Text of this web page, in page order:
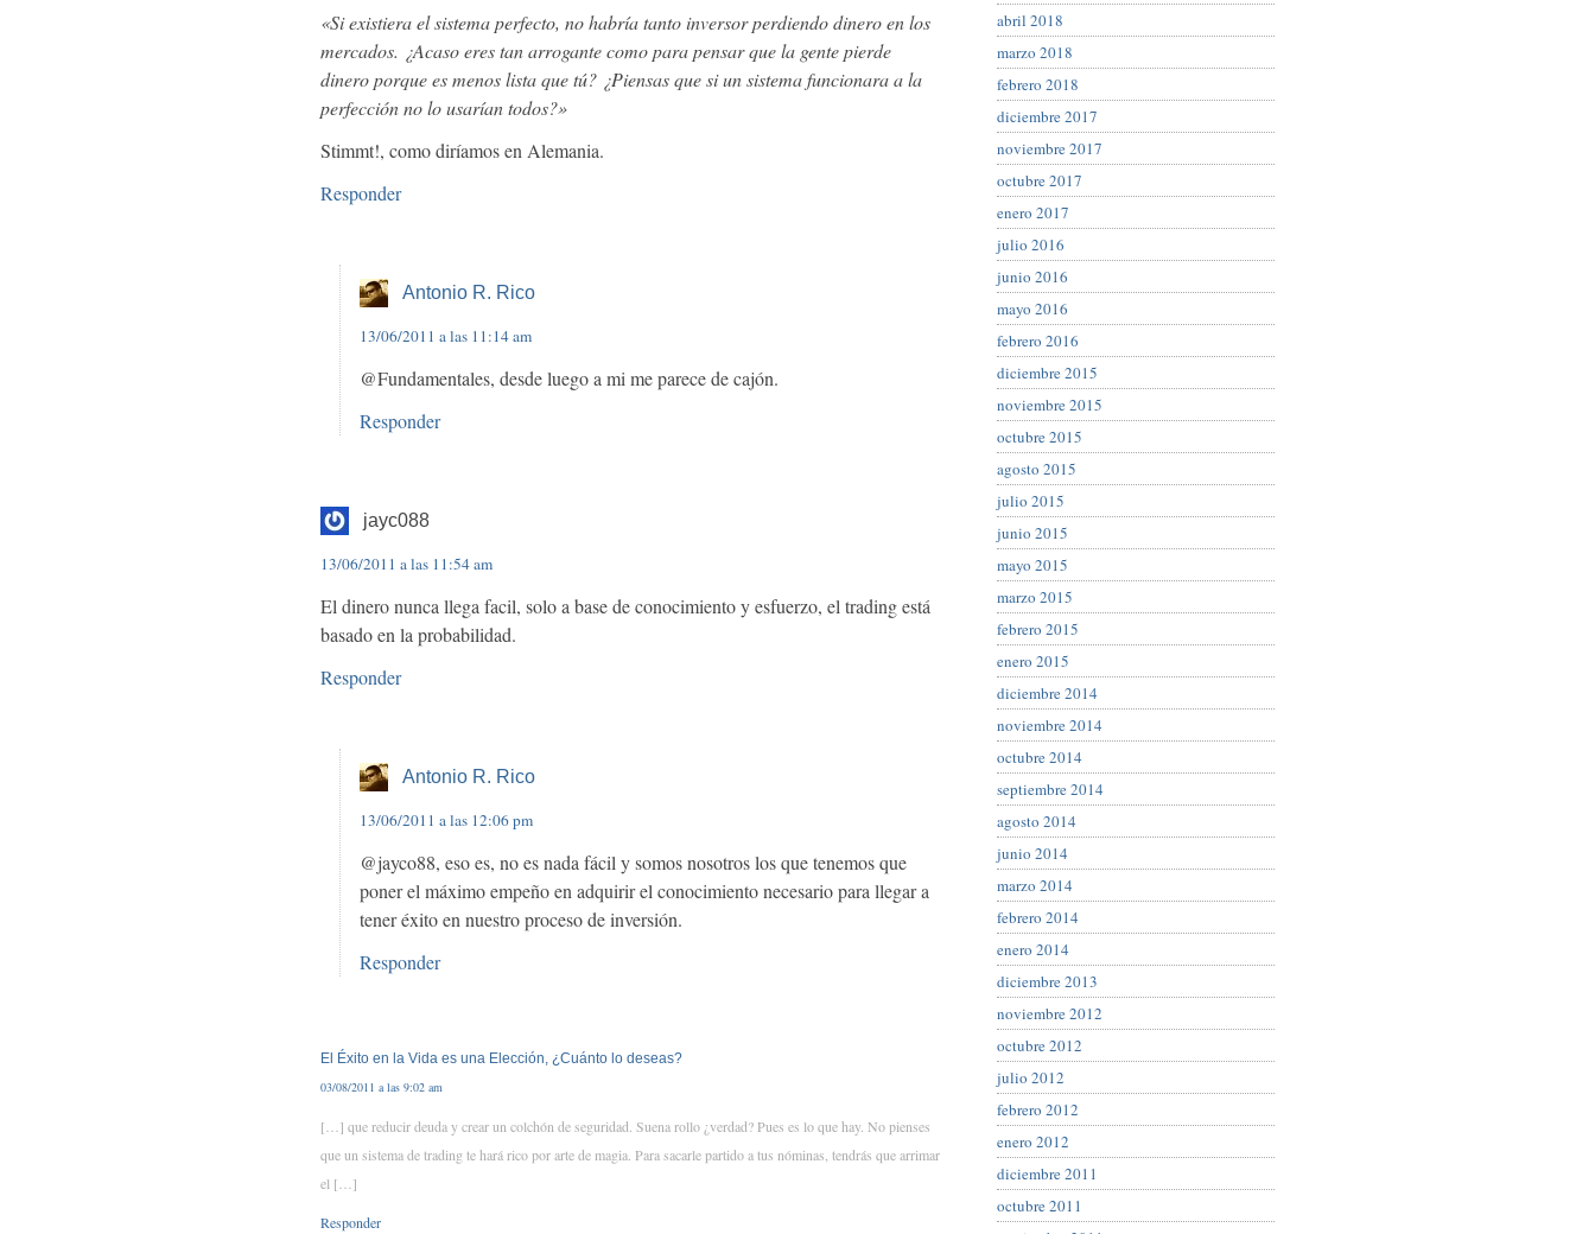
«Si existiera el sistema perfecto, no habría tanto inversor perdiendo dinero en los
mercados. ¿Acaso eres tan arrogante como para pensar que la gente pierde
dinero porque es menos lista que tú? ¿Piensas que si un sistema funcionara a la
perfección no lo usarían todos?»
Stimmt!, como diríamos en Alemania.
Responder
Antonio R. Rico
13/06/2011 a las 11:14 am
@Fundamentales, desde luego a mi me parece de cajón.
Responder
jayc088
13/06/2011 a las 11:54 am
El dinero nunca llega facil, solo a base de conocimiento y esfuerzo, el trading está
basado en la probabilidad.
Responder
Antonio R. Rico
13/06/2011 a las 12:06 pm
@jayco88, eso es, no es nada fácil y somos nosotros los que tenemos que
poner el máximo empeño en adquirir el conocimiento necesario para llegar a
tener éxito en nuestro proceso de inversión.
Responder
El Éxito en la Vida es una Elección, ¿Cuánto lo deseas?
03/08/2011 a las 9:02 am
[…] que reducir deuda y crear un colchón de seguridad. Suena rollo ¿verdad? Pues es lo que hay. No pienses
que un sistema de trading te hará rico por arte de magia. Para sacarle partido a tus nóminas, tendrás que arrimar
el […]
Responder
abril 2018
marzo 2018
febrero 2018
diciembre 2017
noviembre 2017
octubre 2017
enero 2017
julio 2016
junio 2016
mayo 2016
febrero 2016
diciembre 2015
noviembre 2015
octubre 2015
agosto 2015
julio 2015
junio 2015
mayo 2015
marzo 2015
febrero 2015
enero 2015
diciembre 2014
noviembre 2014
octubre 2014
septiembre 2014
agosto 2014
junio 2014
marzo 2014
febrero 2014
enero 2014
diciembre 2013
noviembre 2012
octubre 2012
julio 2012
febrero 2012
enero 2012
diciembre 2011
octubre 2011